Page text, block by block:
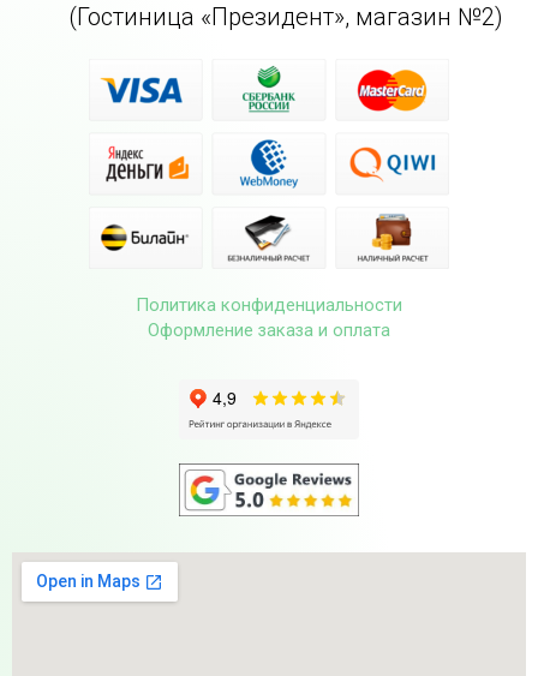
(Гостиница «Президент», магазин №2)
Политика конфиденциальности
Оформление заказа и оплата